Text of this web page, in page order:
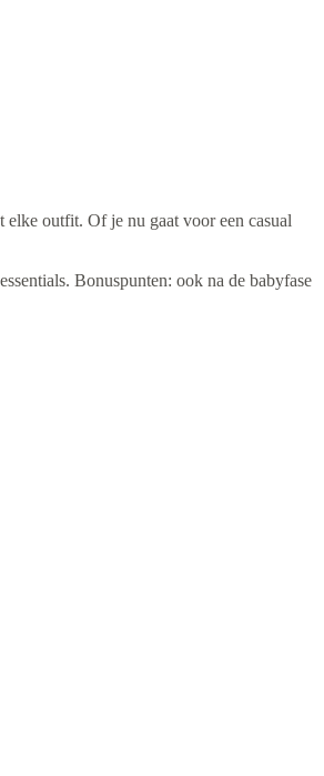
outfit. Of je nu gaat voor een casual
Bonuspunten: ook na de babyfase